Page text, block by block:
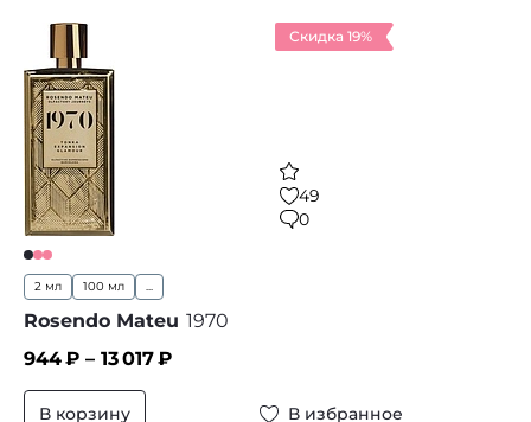
Скидка 19%
49
0
2 мл 100 мл ...
Rosendo Mateu 1970
944₽ – 13 017₽
В корзину В избранное